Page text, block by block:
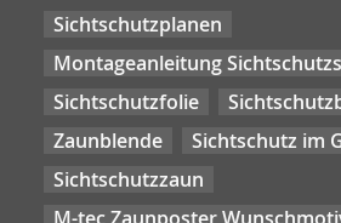
Sichtschutzplanen
Montageanleitung
Sichtschutzfolie
Zaunblende
Sichtschutz im
Sichtschutzzaun